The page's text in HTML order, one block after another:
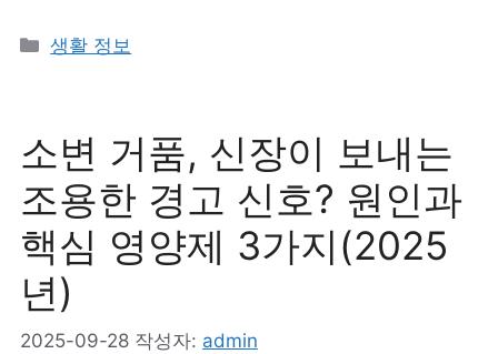
카
생활 정보
소변 거품, 신장이 보내는
조용한 경고 신호? 원인과
핵심 영양제 3가지(2025
년)
2025-09-28 작성자: admin